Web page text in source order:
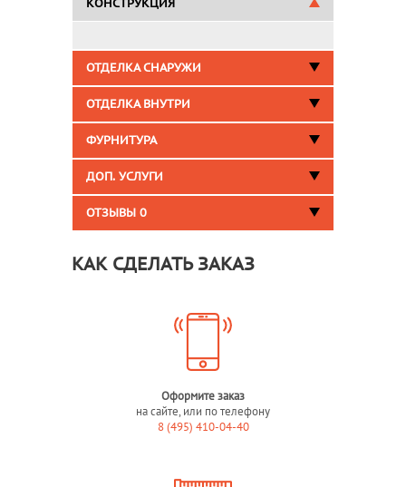
КОНСТРУКЦИЯ
ОТДЕЛКА СНАРУЖИ
ОТДЕЛКА ВНУТРИ
ФУРНИТУРА
ДОП. УСЛУГИ
ОТЗЫВЫ 0
КАК СДЕЛАТЬ ЗАКАЗ
Оформите заказ
на сайте, или по телефону
8 (495) 410-04-40